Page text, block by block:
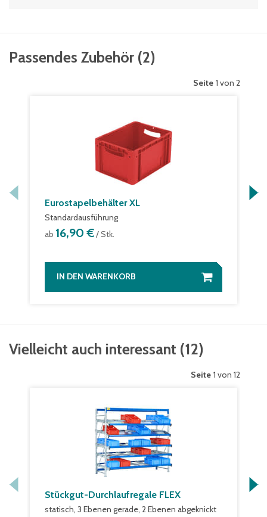
Passendes Zubehör (2)
Seite 1 von 2
Eurostapelbehälter XL
Standardausführung
ab 16,90 €/ Stk.
IN DEN WARENKORB
Vielleicht auch interessant (12)
Seite 1 von 12
Stückgut-Durchlaufregale FLEX
statisch, 3 Ebenen gerade, 2 Ebenen abgeknickt